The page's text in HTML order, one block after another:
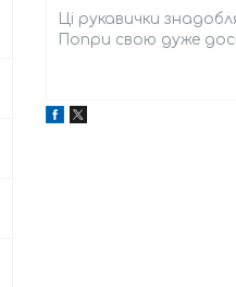
Ці рукавички
Попри свою дуже